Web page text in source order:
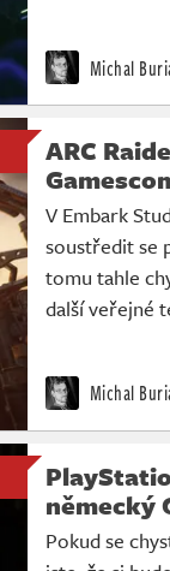
Michal
ARC
V Embark
soustředit se
tomu tahle
další veřejné
Michal
německý
Pokud se